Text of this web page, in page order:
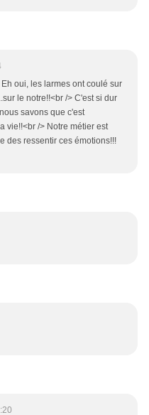
oui, les larmes ont coulé sur
le notre!!<br /> C'est si dur
savons que c'est
vie!!<br /> Notre métier est
des ressentir ces émotions!!!